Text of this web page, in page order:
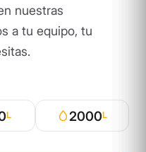
nuestras
a tu equipo, tu
L 2000L